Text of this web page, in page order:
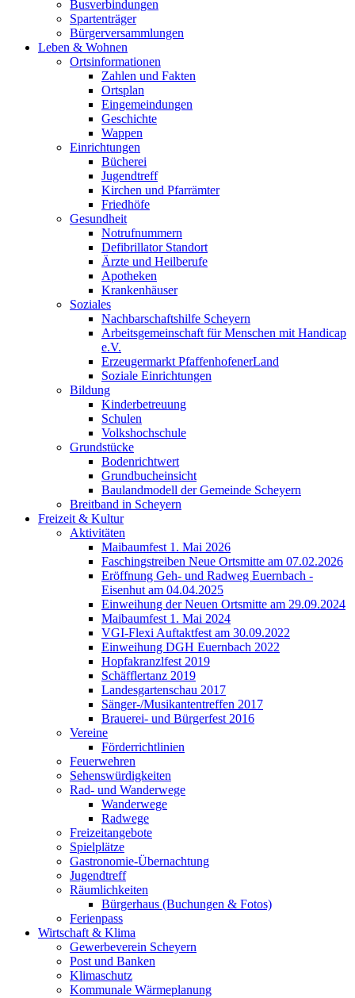
Busverbindungen
Spartenträger
Bürgerversammlungen
Leben & Wohnen
Ortsinformationen
Zahlen und Fakten
Ortsplan
Eingemeindungen
Geschichte
Wappen
Einrichtungen
Bücherei
Jugendtreff
Kirchen und Pfarrämter
Friedhöfe
Gesundheit
Notrufnummern
Defibrillator Standort
Ärzte und Heilberufe
Apotheken
Krankenhäuser
Soziales
Nachbarschaftshilfe Scheyern
Arbeitsgemeinschaft für Menschen mit Handicap
e.V.
Erzeugermarkt PfaffenhofenerLand
Soziale Einrichtungen
Bildung
Kinderbetreuung
Schulen
Volkshochschule
Grundstücke
Bodenrichtwert
Grundbucheinsicht
Baulandmodell der Gemeinde Scheyern
Breitband in Scheyern
Freizeit & Kultur
Aktivitäten
Maibaumfest 1. Mai 2026
Faschingstreiben Neue Ortsmitte am 07.02.2026
Eröffnung Geh- und Radweg Euernbach -
Eisenhut am 04.04.2025
Einweihung der Neuen Ortsmitte am 29.09.2024
Maibaumfest 1. Mai 2024
VGI-Flexi Auftaktfest am 30.09.2022
Einweihung DGH Euernbach 2022
Hopfakranzlfest 2019
Schäfflertanz 2019
Landesgartenschau 2017
Sänger-/Musikantentreffen 2017
Brauerei- und Bürgerfest 2016
Vereine
Förderrichtlinien
Feuerwehren
Sehenswürdigkeiten
Rad- und Wanderwege
Wanderwege
Radwege
Freizeitangebote
Spielplätze
Gastronomie-Übernachtung
Jugendtreff
Räumlichkeiten
Bürgerhaus (Buchungen & Fotos)
Ferienpass
Wirtschaft & Klima
Gewerbeverein Scheyern
Post und Banken
Klimaschutz
Kommunale Wärmeplanung